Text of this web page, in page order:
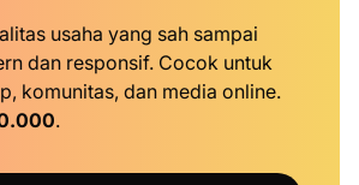
usaha yang sah sampai
dan responsif. Cocok untuk
komunitas, dan media online.
.